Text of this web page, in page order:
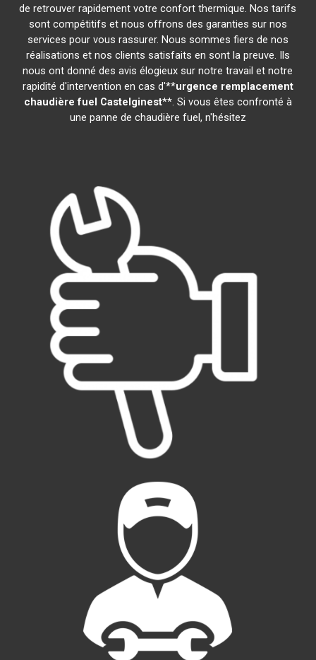
de retrouver rapidement votre confort thermique. Nos tarifs
sont compétitifs et nous offrons des garanties sur nos
services pour vous rassurer. Nous sommes fiers de nos
réalisations et nos clients satisfaits en sont la preuve. Ils
nous ont donné des avis élogieux sur notre travail et notre
rapidité d'intervention en cas d'**urgence remplacement
chaudière fuel Castelginest**. Si vous êtes confronté à
une panne de chaudière fuel, n'hésitez